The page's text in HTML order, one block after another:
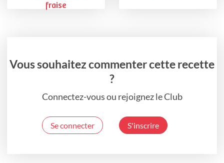
fraise
Vous souhaitez commenter cette recette
?
Connectez-vous ou rejoignez le Club
Se connecter S'inscrire